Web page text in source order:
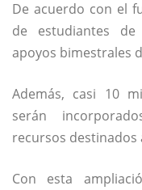
De acuerdo con el
de estudiantes
apoyos bimestrales
Además, casi 10
serán
recursos destinados
Con esta